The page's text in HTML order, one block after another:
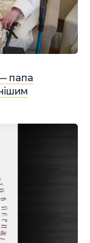
папа